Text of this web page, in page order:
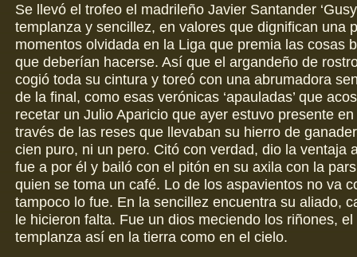
Se llevó el trofeo el madrileño Javier Santander
templanza y sencillez, en valores que dignifican una
momentos olvidada en la Liga que premia las cosas
que deberían hacerse. Así que el argandeño de
cogió toda su cintura y toreó con una abrumadora
de la final, como esas verónicas ‘apauladas’ que
recetar un Julio Aparicio que ayer estuvo presente
través de las reses que llevaban su hierro de
cien puro, ni un pero. Citó con verdad, dio la ventaja
fue a por él y bailó con el pitón en su axila con la
quien se toma un café. Lo de los aspavientos no va
tampoco lo fue. En la sencillez encuentra su aliado,
le hicieron falta. Fue un dios meciendo los riñones,
templanza así en la tierra como en el cielo.